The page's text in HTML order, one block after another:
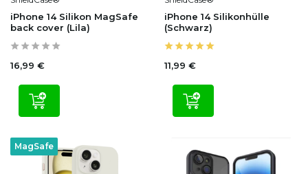
iPhone 14 Silikon MagSafe
back cover (Lila)
16,99 €
iPhone 14 Silikonhülle
(Schwarz)
11,99 €
MagSafe